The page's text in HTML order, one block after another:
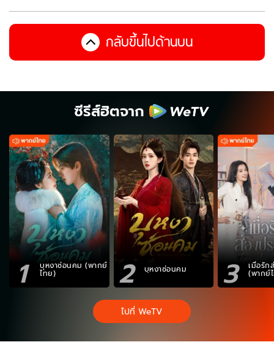
กลับขึ้นไปด้านบน
ซีรีส์ฮิตจาก
1 บุหงาซ่อนคม (พากย์
ไทย) 2 บุหงาซ่อนคม 3 เมื่อรัก
(พากย์
ไปที่ WeTV